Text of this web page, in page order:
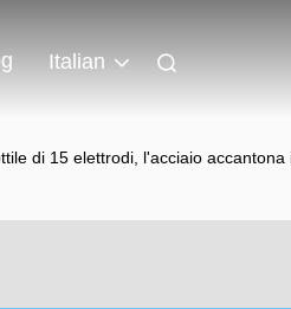
Italian
di 15 elettrodi, l'acciaio accantona